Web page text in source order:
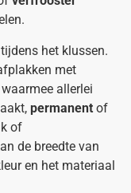
het klussen.
met
allerlei
permanent of
of
de breedte van
en het materiaal